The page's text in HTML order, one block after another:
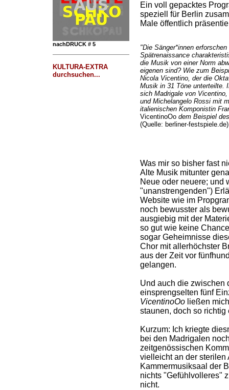
nachDRUCK # 5
KULTURA-EXTRA
durchsuchen...
Ein voll gepacktes
speziell für Berlin
Male öffentlich
"Die Sänger*innen
Spätrenaissance
die Musik von einer Norm
eigenen sind? Wie zum
Nicola Vicentino, der die
Musik in 31 Töne unterteilte.
sich Madrigale von Vicentino,
und Michelangelo Rossi mit
italienischen Komponistin
VicentinoOo dem Beispiel
(Quelle: berliner-festspiele.de)
Was mir so bisher fast
Alte Musik mitunter
Neue oder neuere; und
"unanstrengenden")
Website wie im
noch bewusster als
ausgiebig mit der
so gut wie keine
sogar Geheimnisse
Chor mit allerhöchster
aus der Zeit vor
gelangen.
Und auch die zwischen
einsprengselten fünf
VicentinoOoließen
staunen, doch so
Kurzum: Ich kriegte
bei den Madrigalen
zeitgenössischen
vielleicht an der sterilen
Kammermusiksaal der
nichts "Gefühlvolleres"
nicht.